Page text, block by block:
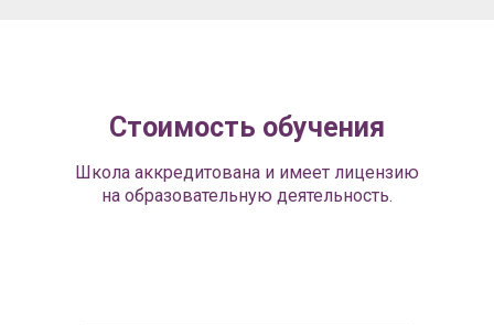
Стоимость обучения
Школа аккредитована и имеет лицензию
на образовательную деятельность.